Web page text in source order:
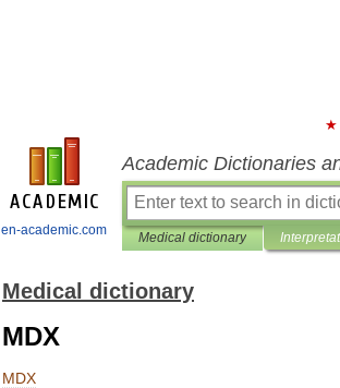
en-academic.com
Academic Dictionaries
Medical dictionary
Medical dictionary
MDX
MDX